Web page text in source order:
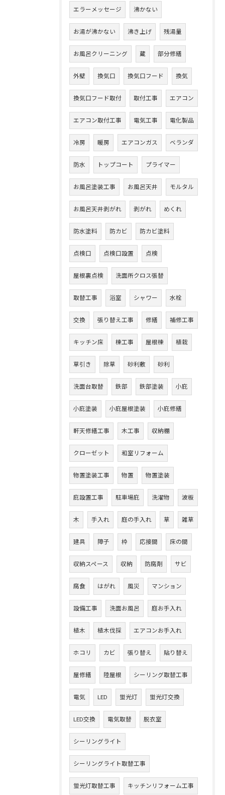
エラーメッセージ 沸かない
お湯が沸かない 沸き上げ 残湯量
お風呂クリーニング 蔵 部分修繕
外壁 換気口 換気口フード 換気
換気口フード取付 取付工事 エアコン
エアコン取付工事 電気工事 電化製品
冷房 暖房 エアコンガス ベランダ
防水 トップコート プライマー
お風呂塗装工事 お風呂天井 モルタル
お風呂天井剥がれ 剥がれ めくれ
防水塗料 防カビ 防カビ塗料
点検口 点検口設置 点検
屋根裏点検 洗面所クロス張替
取替工事 浴室 シャワー 水栓
交換 張り替え工事 修繕 補修工事
キッチン床 棟工事 屋根棟 植栽
草引き 除草 砂利敷 砂利
洗面台取替 鉄部 鉄部塗装 小庇
小庇塗装 小庇屋根塗装 小庇修繕
軒天修繕工事 木工事 収納棚
クローゼット 和室リフォーム
物置塗装工事 物置 物置塗装
庇設置工事 駐車場庇 洗濯物 波板
木 手入れ 庭の手入れ 草 雑草
建具 障子 枠 応接間 床の間
収納スペース 収納 防腐剤 サビ
腐食 はがれ 風災 マンション
設備工事 洗面お風呂 庭お手入れ
植木 植木伐採 エアコンお手入れ
ホコリ カビ 張り替え 貼り替え
屋修繕 陸屋根 シーリング取替工事
電気 LED 蛍光灯 蛍光灯交換
LED交換 電気取替 脱衣室
シーリングライト
シーリングライト取替工事
蛍光灯取替工事 キッチンリフォーム工事